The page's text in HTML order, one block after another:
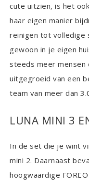
cute uitzien, is het
haar eigen manier
reinigen tot volledige
gewoon in je eigen
steeds meer
uitgegroeid van een
team van meer dan
LUNA MINI 3
In de set die je wint
mini 2. Daarnaast
hoogwaardige